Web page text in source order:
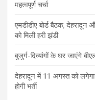
महत्वपूर्ण चर्चा
एमडीडीए बोर्ड बैठक, देहरादून
को मिली हरी झंडी
बुजुर्ग-दिव्यांगों के घर जाएंगे
​देहरादून में 11 अगस्त को लगेगा
होगी भर्ती